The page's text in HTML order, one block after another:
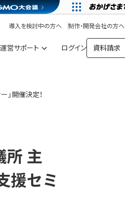
運営サポート ログイン 資料請求
導入を検討中の方へ 制作・開発会社の方へ
アプリストア
ヘルプを見る
ヘルプセンター
」開催決定！
所 主
援セミ